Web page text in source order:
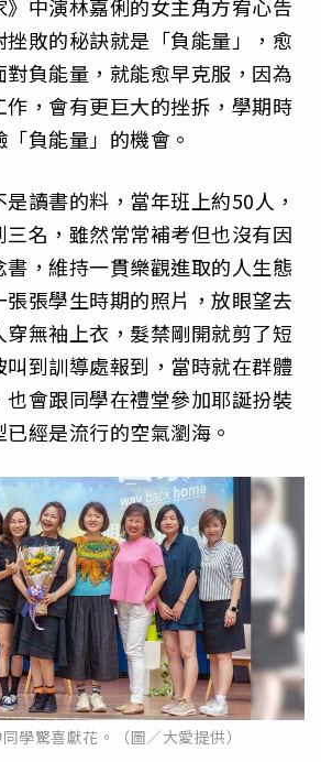
中演林嘉俐的女主角方宥心告
敗的秘訣就是「負能量」，愈
負能量，就能愈早克服，因為
，會有更巨大的挫拆，學期時
負能量」的機會。
讀書的料，當年班上約50人，
名，雖然常常補考但也沒有因
，維持一貫樂觀進取的人生態
張學生時期的照片，放眼望去
穿無袖上衣，髮禁剛開就剪了短
到訓導處報到，當時就在群體
會跟同學在禮堂參加耶誕扮裝
經是流行的空氣瀏海。
學驚喜獻花。（圖／大愛提供）